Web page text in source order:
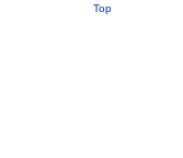
Top